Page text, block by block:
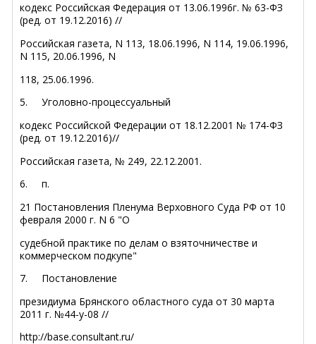
кодекс Российская Федерация от 13.06.1996г. № 63-ФЗ
(ред. от 19.12.2016) //
Российская газета, N 113, 18.06.1996, N 114, 19.06.1996,
N 115, 20.06.1996, N
118, 25.06.1996.
5. Уголовно-процессуальный
кодекс Российской Федерации от 18.12.2001 № 174-ФЗ
(ред. от 19.12.2016)//
Российская газета, № 249, 22.12.2001.
6. п.
21 Постановления Пленума Верховного Суда РФ от 10
февраля 2000 г. N 6 "О
судебной практике по делам о взяточничестве и
коммерческом подкупе"
7. Постановление
президиума Брянского областного суда от 30 марта
2011 г. №44-у-08 //
http://base.consultant.ru/